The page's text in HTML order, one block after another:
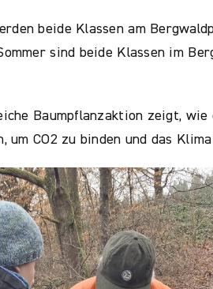
beide Klassen am
sind beide Klassen im
Baumpflanzaktion zeigt,
um CO2 zu binden und das